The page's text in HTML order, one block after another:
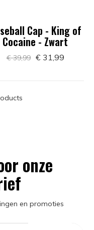
Cap - King of
Cocaine - Zwart
€ 39,99 € 31,99
onze
en promoties